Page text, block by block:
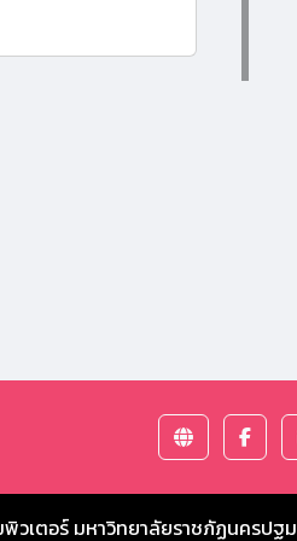
วเตอร์ มหาวิทยาลัยราชภัฏนครปฐม